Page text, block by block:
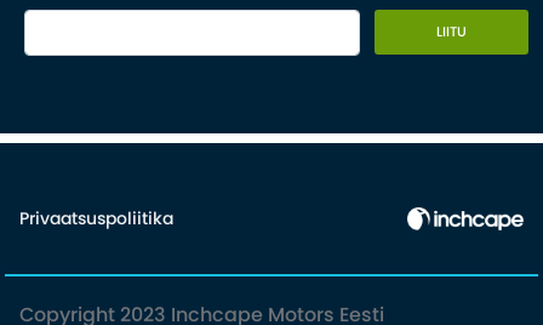
LIITU
Privaatsuspoliitika
Copyright 2023 Inchcape Motors Eesti